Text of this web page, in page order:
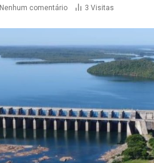
Nenhum comentário 3 Visitas